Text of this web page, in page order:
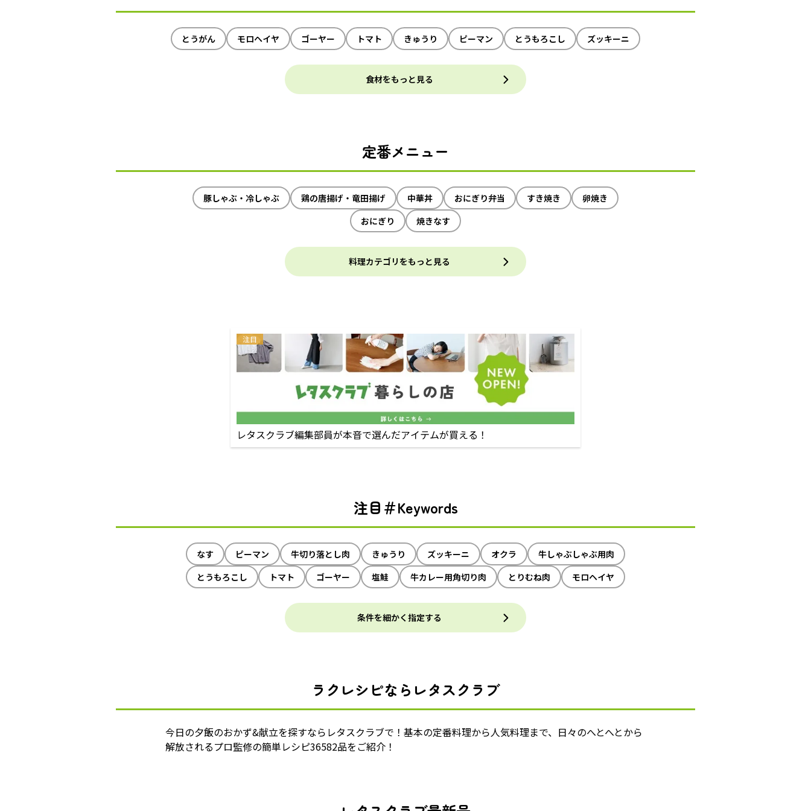
とうがん モロヘイヤ ゴーヤー トマト きゅうり ピーマン とうもろこし ズッキーニ
食材をもっと見る
定番メニュー
豚しゃぶ・冷しゃぶ 鶏の唐揚げ・竜田揚げ 中華丼 おにぎり弁当 すき焼き
卵焼き
おにぎり
焼きなす
料理カテゴリをもっと見る
注目
レタスクラブ編集部員が本音で選んだアイテムが買える！
注目＃Keywords
なす ピーマン 牛切り落とし肉 きゅうり ズッキーニ オクラ
牛しゃぶしゃぶ用肉
とうもろこし
トマト ゴーヤー 塩鮭 牛カレー用角切り肉 とりむね肉 モロヘイヤ
条件を細かく指定する
ラクレシピならレタスクラブ
今日の夕飯のおかず&献立を探すならレタスクラブで！基本の定番料理から人気料理まで、日々のへとへとから
解放されるプロ監修の簡単レシピ36582品をご紹介！